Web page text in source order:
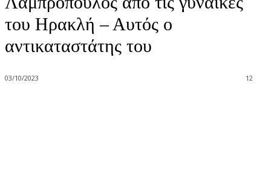
του Ηρακλή – Αυτός ο
αντικαταστάτης του
03/10/2023 12